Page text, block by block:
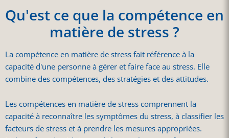
Qu'est ce que la compétence en
matière de stress ?
La compétence en matière de stress fait référence à la
capacité d'une personne à gérer et faire face au stress. Elle
combine des compétences, des stratégies et des attitudes.
Les compétences en matière de stress comprennent la
capacité à reconnaître les symptômes du stress, à classifier les
facteurs de stress et à prendre les mesures appropriées.